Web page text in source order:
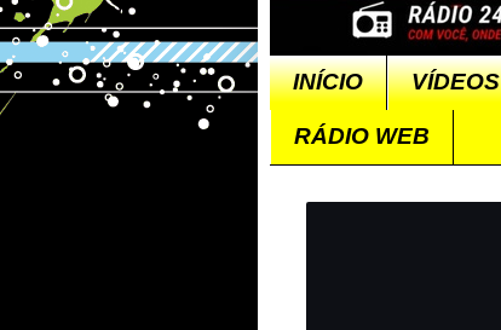
INÍCIO VÍDEOS
RÁDIO WEB